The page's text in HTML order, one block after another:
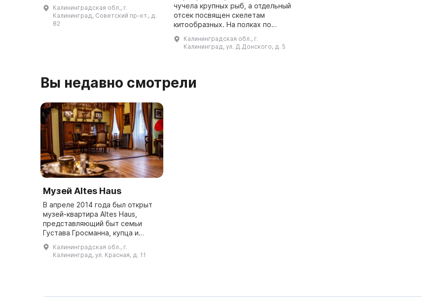
1998 году оно было
преобразовано в Балтийский
Калининградская обл., г.
Калининград, Советский пр-кт., д.
82
чучела крупных рыб, а отдельный
отсек посвящен скелетам
китообразных. На полках по
десятки сосудов с
глубоководными видами рыб.
Калининградская обл., г.
Калининград, ул. Д.Донского, д. 5
Вы недавно смотрели
Музей Altes Haus
В апреле 2014 года был открыт
музей-квартира Altes Haus,
представляющий быт семьи
Густава Гросманна, купца и
владельца магазина на
Шрёттерштрассе в начале ХХ
века. Здесь можно оценить
Калининградская обл., г.
Калининград, ул. Красная, д. 11